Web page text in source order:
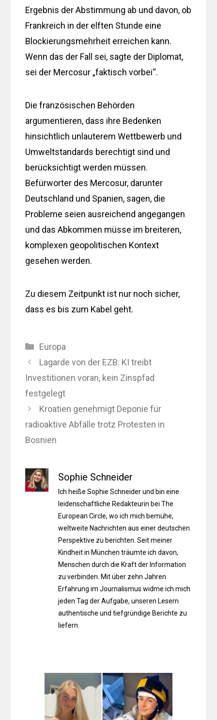
Ergebnis der Abstimmung ab und davon, ob
Frankreich in der elften Stunde eine
Blockierungsmehrheit erreichen kann.
Wenn das der Fall sei, sagte der Diplomat,
sei der Mercosur „faktisch vorbei“.
Die französischen Behörden
argumentieren, dass ihre Bedenken
hinsichtlich unlauterem Wettbewerb und
Umweltstandards berechtigt sind und
berücksichtigt werden müssen.
Befürworter des Mercosur, darunter
Deutschland und Spanien, sagen, die
Probleme seien ausreichend angegangen
und das Abkommen müsse im breiteren,
komplexen geopolitischen Kontext
gesehen werden.
Zu diesem Zeitpunkt ist nur noch sicher,
dass es bis zum Kabel geht.
Kategorien
Europa
Lagarde von der EZB: KI treibt
Investitionen voran, kein Zinspfad
festgelegt
Kroatien genehmigt Deponie für
radioaktive Abfälle trotz Protesten in
Bosnien
Sophie Schneider
Ich heiße Sophie Schneider und bin eine
leidenschaftliche Redakteurin bei The
European Circle, wo ich mich bemühe,
weltweite Nachrichten aus einer deutschen
Perspektive zu berichten. Seit meiner
Kindheit in München träumte ich davon,
Menschen durch die Kraft der Information
zu verbinden. Mit über zehn Jahren
Erfahrung im Journalismus widme ich mich
jeden Tag der Aufgabe, unseren Lesern
authentische und tiefgründige Berichte zu
liefern.